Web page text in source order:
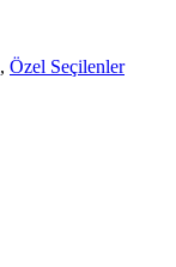
, Özel Seçilenler